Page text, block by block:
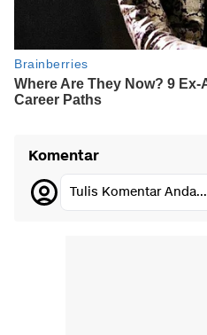
Komentar
Tulis Komentar Anda...